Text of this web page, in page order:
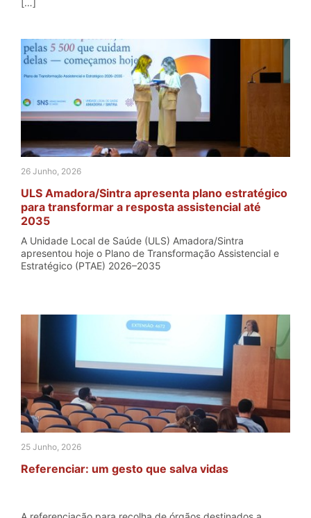
[…]
26 Junho, 2026
ULS Amadora/Sintra apresenta plano estratégico
para transformar a resposta assistencial até
2035
A Unidade Local de Saúde (ULS) Amadora/Sintra
apresentou hoje o Plano de Transformação Assistencial e
Estratégico (PTAE) 2026–2035
25 Junho, 2026
Referenciar: um gesto que salva vidas